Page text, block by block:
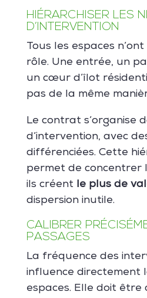
HIÉRARCHISER LES
D’INTERVENTION
Tous les espaces
rôle. Une entrée, un
un cœur d’îlot
pas de la même
Le contrat s’organise
d’intervention, avec
différenciées. Cette
permet de concentrer
ils créent le plus de
dispersion inutile.
CALIBRER
PASSAGES
La fréquence des
influence directement
espaces. Elle doit être